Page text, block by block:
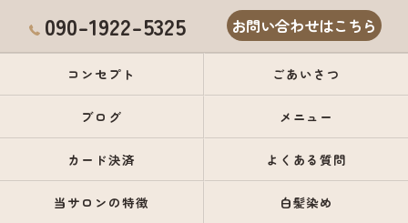
090-1922-5325 お問い合わせはこちら
コンセプト ごあいさつ
ブログ メニュー
カード決済 よくある質問
当サロンの特徴 白髪染め